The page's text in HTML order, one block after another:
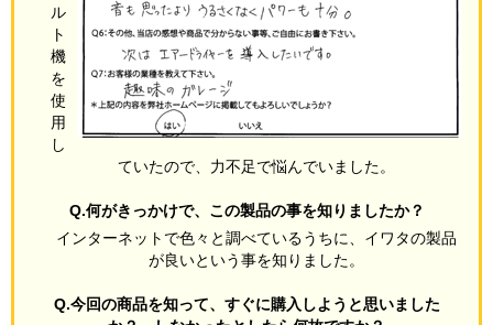
ル
ト
機
を
使
用
し
ていたので、力不足で悩んでいました。
Q.何がきっかけで、この製品の事を知りましたか？
インターネットで色々と調べているうちに、イワタの製品
が良いという事を知りました。
Q.今回の商品を知って、すぐに購入しようと思いました